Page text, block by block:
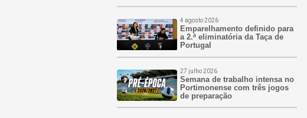
4 agosto 2026
Emparelhamento definido para
a 2.ª eliminatória da Taça de
Portugal
27 julho 2026
Semana de trabalho intensa no
Portimonense com três jogos
de preparação